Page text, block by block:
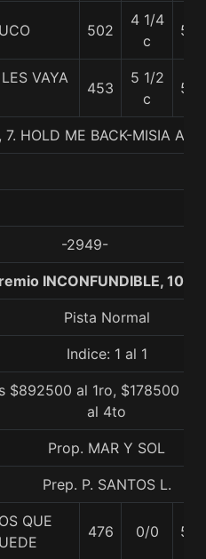
502
4 1/4
c
56
VAYA
453
5 1/2
c
55
HOLD ME BACK-MISIA
-2949-
INCONFUNDIBLE,
Pista Normal
Indice: 1 al 1
$892500 al 1ro, $178500 al
al 4to
Prop. MAR Y SOL
Prep. P. SANTOS L.
QUE
476 0/0 56